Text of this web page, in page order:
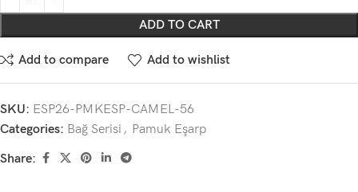
ADD TO CART
Add to compare Add to wishlist
SKU: ESP26-PMKESP-CAMEL-56
Categories: Bağ Serisi , Pamuk Eşarp
Share: